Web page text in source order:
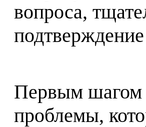
вопроса,
Первым шагом
проблемы,